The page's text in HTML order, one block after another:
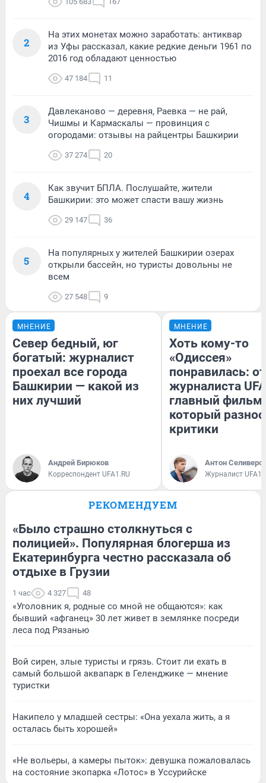
2
На этих монетах можно заработать: антиквар
из Уфы рассказал, какие редкие деньги 1961 по
2016 год обладают ценностью
47 184 11
3
Давлеканово — деревня, Раевка — не рай,
Чишмы и Кармаскалы — провинция с
огородами: отзывы на райцентры Башкирии
37 274 20
4
Как звучит БПЛА. Послушайте, жители
Башкирии: это может спасти вашу жизнь
29 147 36
5
На популярных у жителей Башкирии озерах
открыли бассейн, но туристы довольны не
всем
27 548 9
МНЕНИЕ
Север бедный, юг
богатый: журналист
проехал все города
Башкирии — какой из
них лучший
Андрей Бирюков
Корреспондент UFA1.RU
МНЕНИЕ
Хоть кому-то
«Одиссея»
понравилась:
журналиста
главный фильм
который
критики
Антон
Журналист
РЕКОМЕНДУЕМ
«Было страшно столкнуться с
полицией». Популярная блогерша из
Екатеринбурга честно рассказала об
отдыхе в Грузии
1 час 4 327 48
«Уголовник я, родные со мной не общаются»: как
бывший «афганец» 30 лет живет в землянке посреди
леса под Рязанью
Вой сирен, злые туристы и грязь. Стоит ли ехать в
самый большой аквапарк в Геленджике — мнение
туристки
Накипело у младшей сестры: «Она уехала жить, а я
осталась быть хорошей»
«Не вольеры, а камеры пыток»: девушка пожаловалась
на состояние экопарка «Лотос» в Уссурийске